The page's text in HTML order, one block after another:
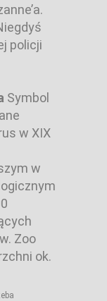
policji
Symbol
w XIX
w
Zoo
ok.